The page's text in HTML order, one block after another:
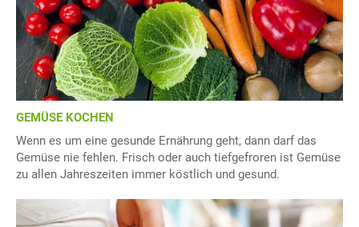
GEMÜSE KOCHEN
Wenn es um eine gesunde Ernährung geht, dann darf das
Gemüse nie fehlen. Frisch oder auch tiefgefroren ist Gemüse
zu allen Jahreszeiten immer köstlich und gesund.